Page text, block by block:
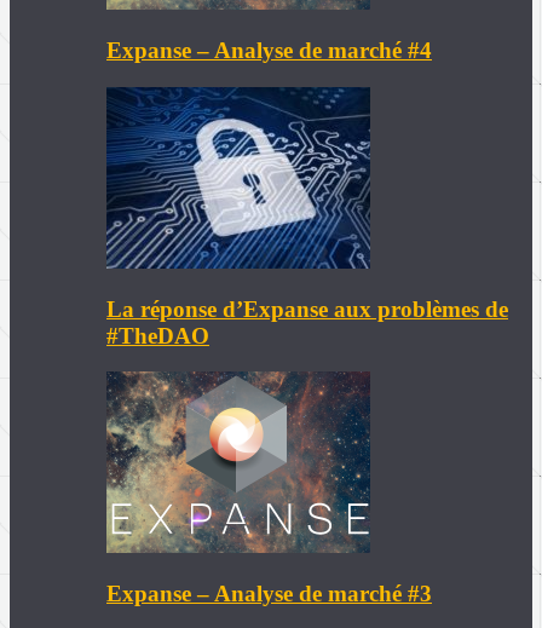
Expanse – Analyse de marché #4
La réponse d’Expanse aux problèmes de
#TheDAO
Expanse – Analyse de marché #3